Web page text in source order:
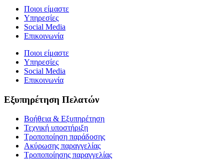
Ποιοι είμαστε
Υπηρεσίες
Social Media
Επικοινωνία
Ποιοι είμαστε
Υπηρεσίες
Social Media
Επικοινωνία
Εξυπηρέτηση Πελατών
Βοήθεια & Εξυπηρέτηση
Τεχνική υποστήριξη
Τροποποίηση παράδοσης
Ακύρωσης παραγγελίας
Τροποποίησης παραγγελίας